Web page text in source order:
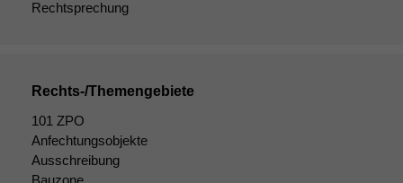
Rechtsprechung
Rechts-/Themengebiete
101 ZPO
Anfechtungsobjekte
Ausschreibung
Bauzone